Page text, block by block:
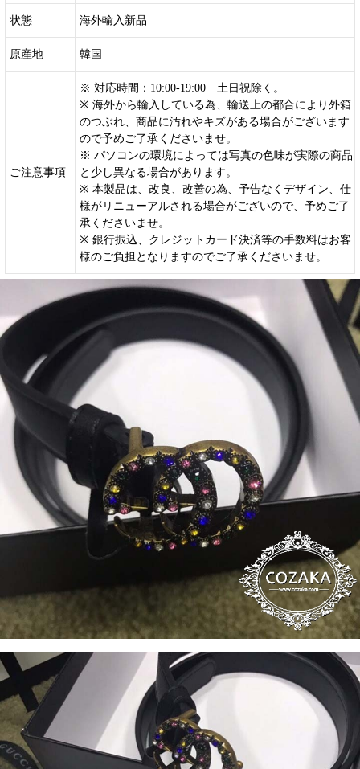
状態 海外輸入新品
原産地 韓国
ご注意事項
※ 対応時間：10:00-19:00 土日祝除く。
※ 海外から輸入している為、輸送上の都合により外箱
のつぶれ、商品に汚れやキズがある場合がございます
ので予めご了承くださいませ。
※ パソコンの環境によっては写真の色味が実際の商品
と少し異なる場合があります。
※ 本製品は、改良、改善の為、予告なくデザイン、仕
様がリニューアルされる場合がございので、予めご了
承くださいませ。
※ 銀行振込、クレジットカード決済等の手数料はお客
様のご負担となりますのでご了承くださいませ。